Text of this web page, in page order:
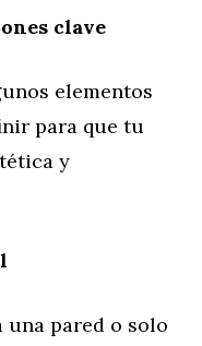
clave
elementos
para que tu
y
pared o solo